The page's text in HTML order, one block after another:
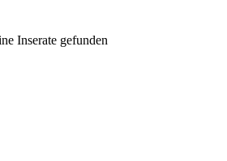
Inserate gefunden